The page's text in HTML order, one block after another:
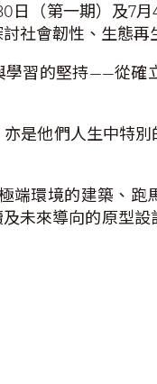
（第一期）及7
社會韌性、生態再
習的堅持——從確
是他們人生中特
端環境的建築、跑
未來導向的原型